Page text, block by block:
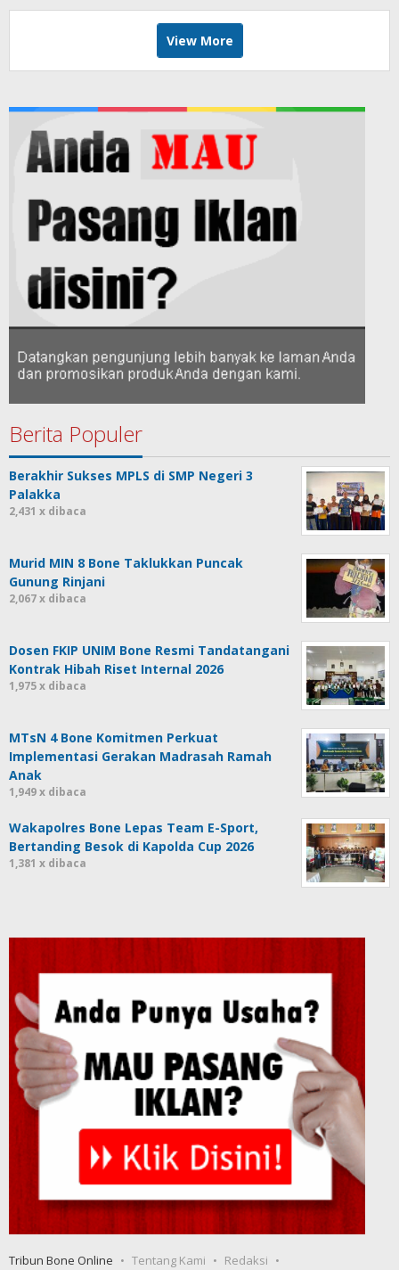
View More
Berita Populer
Berakhir Sukses MPLS di SMP Negeri 3
Palakka
2,431 x dibaca
Murid MIN 8 Bone Taklukkan Puncak
Gunung Rinjani
2,067 x dibaca
Dosen FKIP UNIM Bone Resmi Tandatangani
Kontrak Hibah Riset Internal 2026
1,975 x dibaca
MTsN 4 Bone Komitmen Perkuat
Implementasi Gerakan Madrasah Ramah
Anak
1,949 x dibaca
Wakapolres Bone Lepas Team E-Sport,
Bertanding Besok di Kapolda Cup 2026
1,381 x dibaca
Tribun Bone Online Tentang Kami
Redaksi